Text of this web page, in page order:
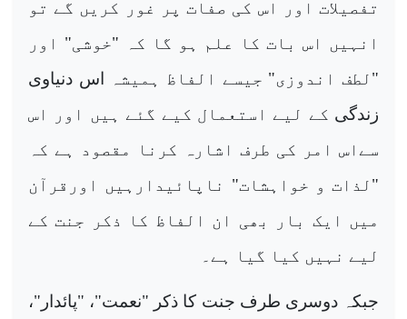
تفصیلات اور اس کی صفات پر غور کریں گے تو
انہیں اس بات کا علم ہو گا کہ "خوشی" اور
"لطف اندوزی" جیسے الفاظ ہمیشہ
اس دنیاوی
زندگی کے لیے استعمال کیے گئے ہیں اور اس
سےاس امر کی طرف اشارہ کرنا مقصود ہے کہ
"لذات و خواہشات" ناپائیدارہیں اورقرآن
میں ایک بار بھی ان الفاظ کا ذکر جنت کے
لیے نہیں کیا گیا ہے۔
جبکہ دوسری طرف جنت کا ذکر "نعمت"، "پائدار"،